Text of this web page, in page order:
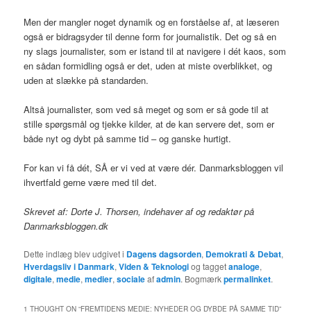
Men der mangler noget dynamik og en forståelse af, at læseren
også er bidragsyder til denne form for journalistik. Det og så en
ny slags journalister, som er istand til at navigere i dét kaos, som
en sådan formidling også er det, uden at miste overblikket, og
uden at slække på standarden.
Altså journalister, som ved så meget og som er så gode til at
stille spørgsmål og tjekke kilder, at de kan servere det, som er
både nyt og dybt på samme tid – og ganske hurtigt.
For kan vi få dét, SÅ er vi ved at være dér. Danmarksbloggen vil
ihvertfald gerne være med til det.
Skrevet af: Dorte J. Thorsen, indehaver af og redaktør på
Danmarksbloggen.dk
Dette indlæg blev udgivet i Dagens dagsorden, Demokrati & Debat,
Hverdagsliv i Danmark,Viden & Teknologiog taggetanaloge,
digitale,medie,medier,socialeafadmin. Bogmærkpermalinket.
1 THOUGHT ON “FREMTIDENS MEDIE: NYHEDER OG DYBDE PÅ SAMME TID”